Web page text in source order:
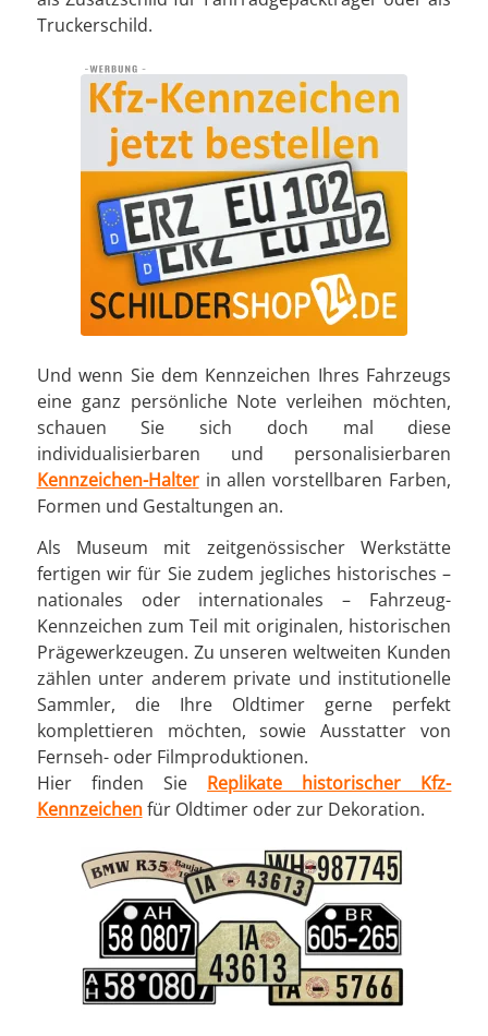
Truckerschild.
Und wenn Sie dem Kennzeichen Ihres Fahrzeugs
eine ganz persönliche Note verleihen möchten,
schauen Sie sich doch mal diese
individualisierbaren und personalisierbaren
Kennzeichen-Halterin allen vorstellbaren Farben,
Formen und Gestaltungen an.
Als Museum mit zeitgenössischer Werkstätte
fertigen wir für Sie zudem jegliches historisches –
nationales oder internationales – Fahrzeug-
Kennzeichen zum Teil mit originalen, historischen
Prägewerkzeugen. Zu unseren weltweiten Kunden
zählen unter anderem private und institutionelle
Sammler, die Ihre Oldtimer gerne perfekt
komplettieren möchten, sowie Ausstatter von
Fernseh- oder Filmproduktionen.
Hier finden Sie Replikate historischer Kfz-
Kennzeichenfür Oldtimer oder zur Dekoration.